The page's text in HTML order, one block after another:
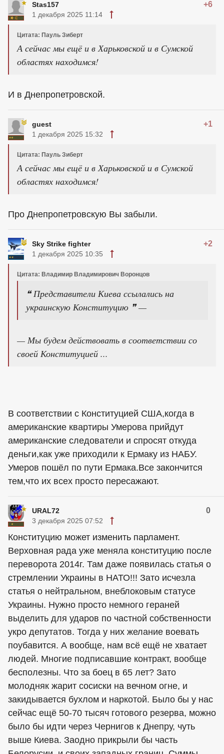
Stas157 +6
1 декабря 2025 11:14
Цитата: Пауль Зиберт
А сейчас мы ещё и в Харьковской и в Сумской
областях находимся!
И в Днепропетровской.
guest +1
1 декабря 2025 15:32
Цитата: Пауль Зиберт
А сейчас мы ещё и в Харьковской и в Сумской
областях находимся!
Про Днепропетровскую Вы забыли.
Sky Strike fighter +2
1 декабря 2025 10:35
Цитата: Владимир Владимирович Воронцов
❝ Представители Киева ссылались на
украинскую Конституцию ❞ —
— Мы будем действовать в соответствии со
своей Конституцией ...
В соответствии с Конституцией США,когда в
американские квартиры Умерова прийдут
американские следователи и спросят откуда
деньги,как уже приходили к Ермаку из НАБУ.
Умеров пошёл по пути Ермака.Все закончится
тем,что их всех просто пересажают.
URAL72 0
3 декабря 2025 07:52
Конституцию может изменить парламент.
Верховная рада уже меняла конституцию после
переворота 2014г. Там даже появилась статья о
стремлении Украины в НАТО!!! Зато исчезла
статья о нейтральном, внеблоковым статусе
Украины. Нужно просто немного гераней
выделить для ударов по частной собственности
укро депутатов. Тогда у них желание воевать
поубавится. А вообще, нам всё ещё не хватает
людей. Многие подписавшие контракт, вообще
бесполезны. Что за боец в 65 лет? Зато
молодняк жарит сосиски на вечном огне, и
закидывается бухлом и наркотой. Было бы у нас
сейчас ещё 50-70 тысяч готового резерва, можно
было бы идти через Чернигов к Днепру, чуть
выше Киева. Заодно прикрыли бы часть